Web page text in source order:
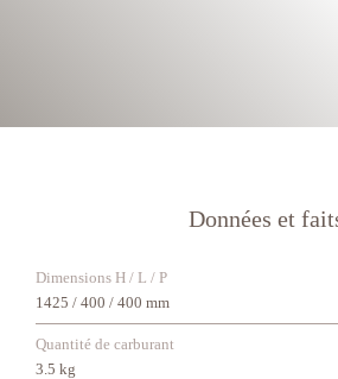
Données et
Dimensions H / L / P
1425 / 400 / 400 mm
Quantité de carburant
3.5 kg